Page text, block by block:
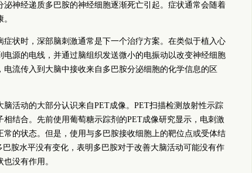
泌神经递质多巴胺的神经细胞逐渐死亡引起。症状通常会随着
症状时，深部脑刺激通常是下一个治疗方案。在类似于植入心
源的电线，并通过脑组织发送微小的电振动以改变神经细胞
流传入到大脑中接收来自多巴胺分泌细胞的化学信息的区
活动的大部分认识来自PET成像。PET扫描检测放射性示踪
结合。先前使用葡萄糖示踪剂的PET成像研究显示，电刺激
的状态。但是，使用与多巴胺接收细胞上的靶位点或受体结
胺水平没有变化，表明多巴胺对于改善大脑活动可能没有作
没有作用。